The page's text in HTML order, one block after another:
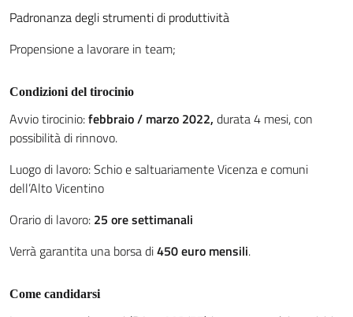
Padronanza degli strumenti di produttività
Propensione a lavorare in team;
Condizioni del tirocinio
Avvio tirocinio:febbraio / marzo 2022, durata 4 mesi, con
possibilità di rinnovo.
Luogo di lavoro: Schio e saltuariamente Vicenza e comuni
dell’Alto Vicentino
Orario di lavoro: 25 ore settimanali
Verrà garantita una borsa di450 euro mensili.
Come candidarsi